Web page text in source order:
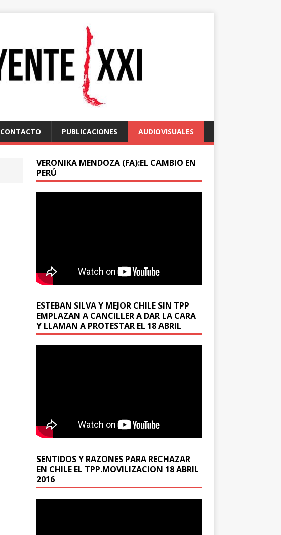
CONTACTO PUBLICACIONES AUDIOVISUALES
VERONIKA MENDOZA (FA):EL CAMBIO EN
PERÚ
ESTEBAN SILVA Y MEJOR CHILE SIN TPP
EMPLAZAN A CANCILLER A DAR LA CARA
Y LLAMAN A PROTESTAR EL 18 ABRIL
SENTIDOS Y RAZONES PARA RECHAZAR
EN CHILE EL TPP.MOVILIZACION 18 ABRIL
2016